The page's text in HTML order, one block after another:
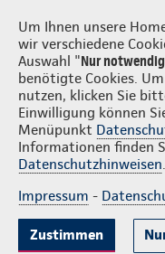
Um Ihnen unsere
wir verschiedene
Auswahl "Nur
benötigte Cookies.
nutzen, klicken Sie
Einwilligung können
Menüpunkt
Informationen finden
Datenschutzhinweisen.
Impressum -
Zustimmen
Peggy Rasch